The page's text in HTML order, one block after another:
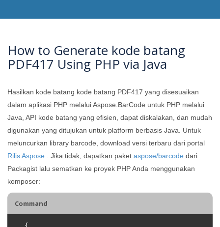
How to Generate kode batang
PDF417 Using PHP via Java
Hasilkan kode batang kode batang PDF417 yang disesuaikan
dalam aplikasi PHP melalui Aspose.BarCode untuk PHP melalui
Java, API kode batang yang efisien, dapat diskalakan, dan mudah
digunakan yang ditujukan untuk platform berbasis Java. Untuk
meluncurkan library barcode, download versi terbaru dari portal
Rilis Aspose . Jika tidak, dapatkan paket aspose/barcode dari
Packagist lalu sematkan ke proyek PHP Anda menggunakan
komposer:
Command